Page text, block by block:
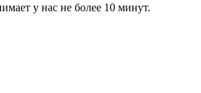
у нас не более 10 минут.